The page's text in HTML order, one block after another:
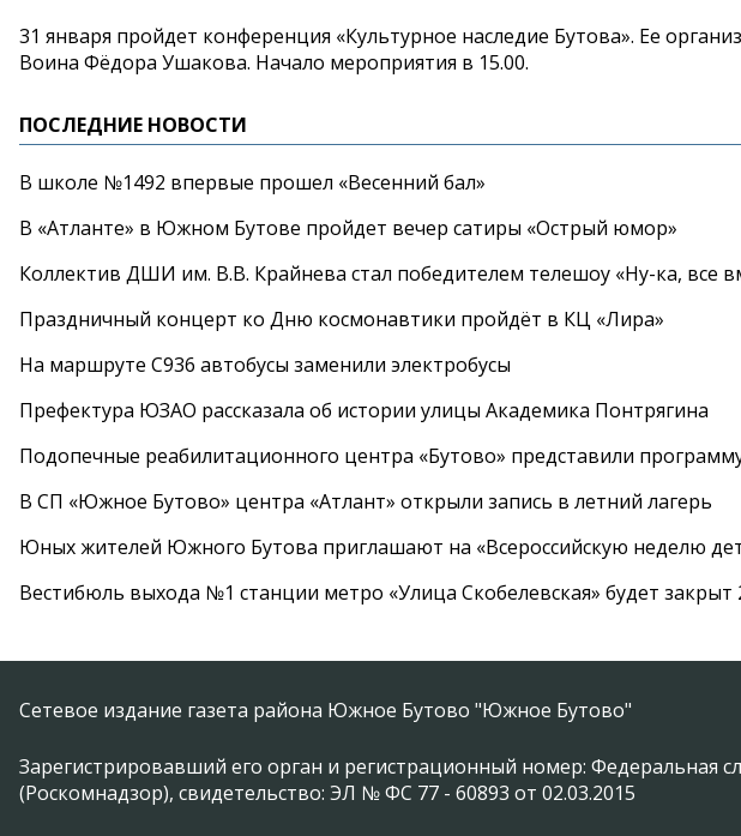
31 января пройдет конференция «Культурное наследие Бутова». Ее
Воина Фёдора Ушакова. Начало мероприятия в 15.00.
ПОСЛЕДНИЕ НОВОСТИ
В школе №1492 впервые прошел «Весенний бал»
В «Атланте» в Южном Бутове пройдет вечер сатиры «Острый юмор»
Коллектив ДШИ им. В.В. Крайнева стал победителем телешоу «Ну-ка, все
Праздничный концерт ко Дню космонавтики пройдёт в КЦ «Лира»
На маршруте С936 автобусы заменили электробусы
Префектура ЮЗАО рассказала об истории улицы Академика Понтрягина
Подопечные реабилитационного центра «Бутово» представили
В СП «Южное Бутово» центра «Атлант» открыли запись в летний лагерь
Юных жителей Южного Бутова приглашают на «Всероссийскую неделю
Вестибюль выхода №1 станции метро «Улица Скобелевская» будет закрыт
Сетевое издание газета района Южное Бутово "Южное Бутово"
Зарегистрировавший его орган и регистрационный номер: Федеральная
(Роскомнадзор), свидетельство: ЭЛ № ФС 77 - 60893 от 02.03.2015